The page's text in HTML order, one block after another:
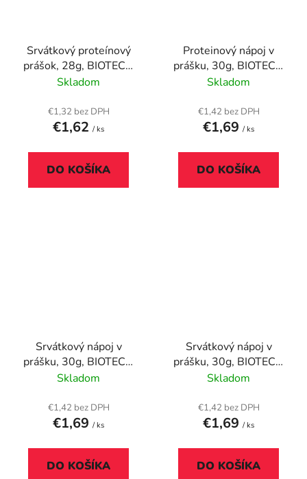
Srvátkový proteínový
prášok, 28g, BIOTECH
USA "100% Pure
Skladom
€1,32 bez DPH
€1,62 / ks
DO KOŠÍKA
Proteinový nápoj v
prášku, 30g, BIOTECH
USA "Diet Shake",
Skladom
€1,42 bez DPH
€1,69 / ks
DO KOŠÍKA
Srvátkový nápoj v
prášku, 30g, BIOTECH
USA "Diet Shake",
Skladom
€1,42 bez DPH
€1,69 / ks
DO KOŠÍKA
Srvátkový nápoj v
prášku, 30g, BIOTECH
USA "Diet Shake",
Skladom
€1,42 bez DPH
€1,69 / ks
DO KOŠÍKA